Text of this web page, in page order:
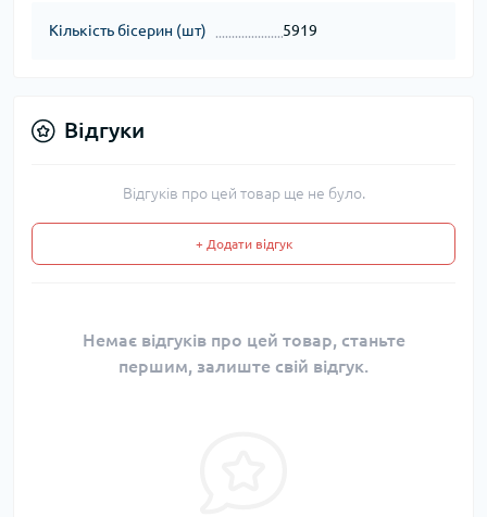
Кількість бісерин (шт) 5919
Відгуки
Відгуків про цей товар ще не було.
+ Додати відгук
Немає відгуків про цей товар, станьте
першим, залиште свій відгук.